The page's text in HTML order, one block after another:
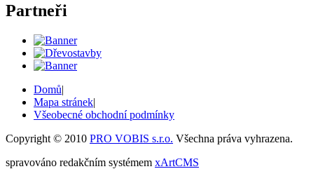
Partneři
Domů|
Mapa stránek|
Všeobecné obchodní podmínky
Copyright © 2010 PRO VOBIS s.r.o. Všechna práva vyhrazena.
spravováno redakčním systémem xArtCMS